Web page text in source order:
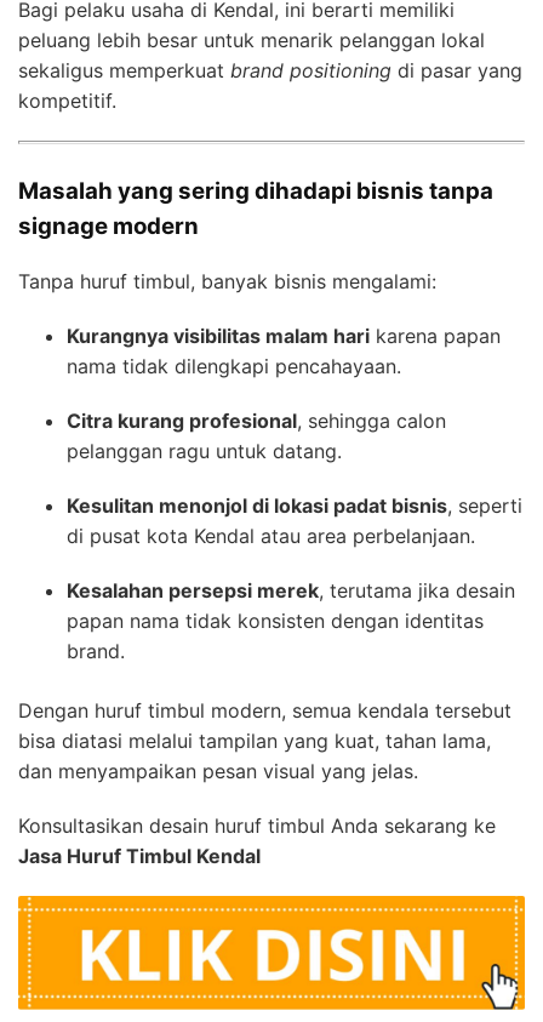
Bagi pelaku usaha di Kendal, ini berarti memiliki
peluang lebih besar untuk menarik pelanggan lokal
sekaligus memperkuat brand positioning di pasar yang
kompetitif.
Masalah yang sering dihadapi bisnis tanpa
signage modern
Tanpa huruf timbul, banyak bisnis mengalami:
Kurangnya visibilitas malam hari karena papan
nama tidak dilengkapi pencahayaan.
Citra kurang profesional, sehingga calon
pelanggan ragu untuk datang.
Kesulitan menonjol di lokasi padat bisnis, seperti
di pusat kota Kendal atau area perbelanjaan.
Kesalahan persepsi merek, terutama jika desain
papan nama tidak konsisten dengan identitas
brand.
Dengan huruf timbul modern, semua kendala tersebut
bisa diatasi melalui tampilan yang kuat, tahan lama,
dan menyampaikan pesan visual yang jelas.
Konsultasikan desain huruf timbul Anda sekarang ke
Jasa Huruf Timbul Kendal